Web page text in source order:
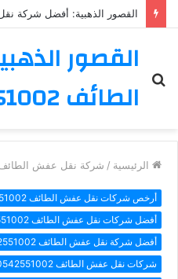
القصور
الطائف 0542551002عن
الرئيسية / شركة نقل عفش الطائف
أرخص شركات نقل عفش الطائف 0542551002
أفضل شركات نقل عفش الطائف 0542551002
أفضل شركة نقل عفش الطائف 0542551002
شركات نقل عفش الطائف 0542551002